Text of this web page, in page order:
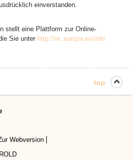
einverstanden.
stellt eine Plattform zur Online-
Sie unter http://ec.europa.eu/odr/
top
Webversion